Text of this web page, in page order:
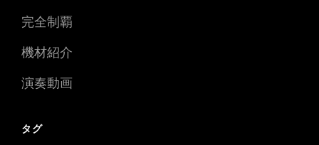
完全制覇
機材紹介
演奏動画
タグ